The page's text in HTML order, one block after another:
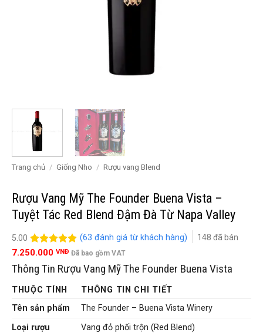
Trang chủ / Giống Nho / Rượu vang Blend
Rượu Vang Mỹ The Founder Buena Vista –
Tuyệt Tác Red Blend Đậm Đà Từ Napa Valley
5.00
5.00trên 5
63
(63 đánh giá từ khách hàng) 148 đã bán
7.250.000 VNĐ Đã bao gồm VAT
Thông Tin Rượu Vang Mỹ The Founder Buena Vista
THUỘC TÍNH
THÔNG TIN CHI TIẾT
Tên sản phẩm
The Founder – Buena Vista Winery
Loại rượu
Vang đỏ phối trộn (Red Blend)